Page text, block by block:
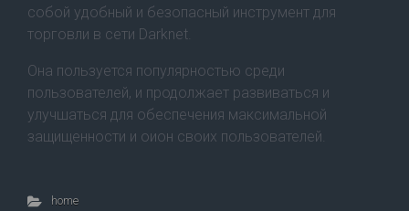
собой удобный и безопасный инструмент для
торговли в сети Darknet.
Она пользуется популярностью среди
пользователей, и продолжает развиваться и
улучшаться для обеспечения максимальной
защищенности и оион своих пользователей.
home